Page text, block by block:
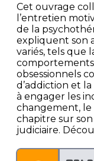
Cet ouvrage
l’entretien
de la
expliquent son
variés, tels que
comportements
obsessionnels
d’addiction et
à engager les
changement,
chapitre sur
judiciaire.